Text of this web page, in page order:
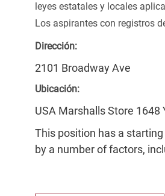
leyes estatales y locales
Los aspirantes con registros
Dirección:
2101 Broadway Ave
Ubicación:
USA Marshalls Store 1648
This position has a
by a number of factors,